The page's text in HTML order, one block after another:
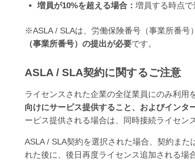
増員が10%を超える場合： 増員する時点で
※ASLA / SLAは、労働保険番号（事業所番号
（事業所番号）の提出が必要です。
ASLA / SLA契約に関するご注意
ライセンスされた企業の全従業員にのみ利用
向けにサービス提供すること、およびインタ
ービス提供される場合は、同時接続ライセン
ASLA / SLA契約を選択された場合、契約ま
れた後に、後日再度ライセンス追加される場